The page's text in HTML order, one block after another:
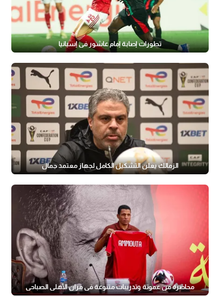
تطورات إصابة إمام عاشور في إسبانيا
الزمالك يعلن التشكيل الكامل لجهاز معتمد جمال
محاضرة من عموتة وتدريبات متنوعة في مران الأهلي الصباحي